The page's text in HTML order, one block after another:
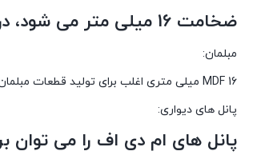
ضخامت 16 میلی متر می شود، در اینجا چند کاربرد متداول وجود دارد:
مبلمان:
MDF 16 میلی متری اغلب برای تولید قطعات مبلمان مانند کابینت، قفسه، واحد تلویزیون، بوفه و سایر مبلمان داخلی استفاده می شود. ام دی اف ویکتوریا براق می تواند جلوه ای ظریف و مدرن به طراحی مبلمان ببخشد.
پانل های دیواری:
پانل های ام دی اف را می توان